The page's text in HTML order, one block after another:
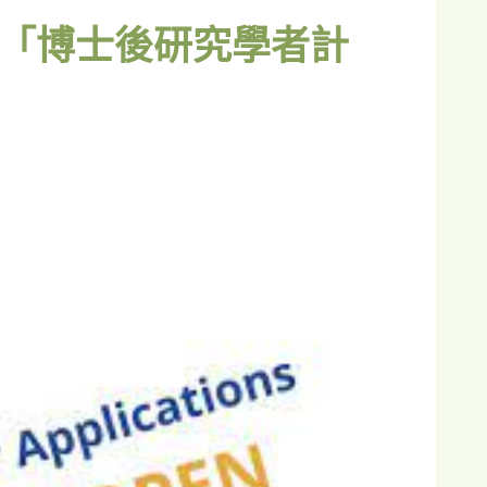
博士後研究學者計